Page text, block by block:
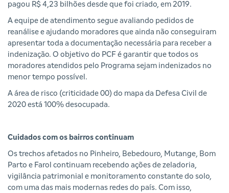
pagou R$ 4,23 bilhões desde que foi criado, em 2019.
A equipe de atendimento segue avaliando pedidos de
reanálise e ajudando moradores que ainda não conseguiram
apresentar toda a documentação necessária para receber a
indenização. O objetivo do PCF é garantir que todos os
moradores atendidos pelo Programa sejam indenizados no
menor tempo possível.
A área de risco (criticidade 00) do mapa da Defesa Civil de
2020 está 100% desocupada.
Cuidados com os bairros continuam
Os trechos afetados no Pinheiro, Bebedouro, Mutange, Bom
Parto e Farol continuam recebendo ações de zeladoria,
vigilância patrimonial e monitoramento constante do solo,
com uma das mais modernas redes do país. Com isso,